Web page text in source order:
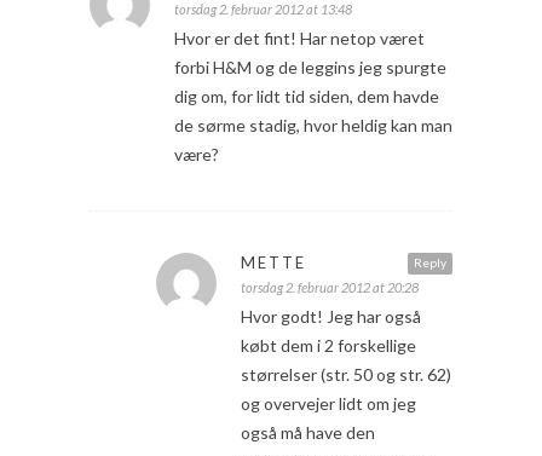
torsdag 2. februar 2012 at 13:48
Hvor er det fint! Har netop været
forbi H&M og de leggins jeg spurgte
dig om, for lidt tid siden, dem havde
de sørme stadig, hvor heldig kan man
være?
Reply
METTE
torsdag 2. februar 2012 at 20:28
Hvor godt! Jeg har også
købt dem i 2 forskellige
størrelser (str. 50 og str. 62)
og overvejer lidt om jeg
også må have den